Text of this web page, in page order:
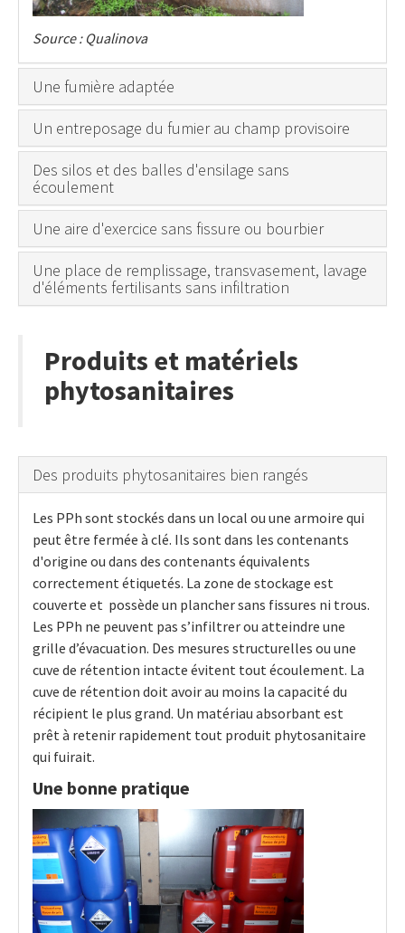
Source : Qualinova
Une fumière adaptée
Un entreposage du fumier au champ provisoire
Des silos et des balles d'ensilage sans
écoulement
Une aire d'exercice sans fissure ou bourbier
Une place de remplissage, transvasement, lavage
d'éléments fertilisants sans infiltration
Produits et matériels
phytosanitaires
Des produits phytosanitaires bien rangés
Les PPh sont stockés dans un local ou une armoire qui
peut être fermée à clé. Ils sont dans les contenants
d'origine ou dans des contenants équivalents
correctement étiquetés. La zone de stockage est
couverte et possède un plancher sans fissures ni trous.
Les PPh ne peuvent pas s’infiltrer ou atteindre une
grille d’évacuation. Des mesures structurelles ou une
cuve de rétention intacte évitent tout écoulement. La
cuve de rétention doit avoir au moins la capacité du
récipient le plus grand. Un matériau absorbant est
prêt à retenir rapidement tout produit phytosanitaire
qui fuirait.
Une bonne pratique